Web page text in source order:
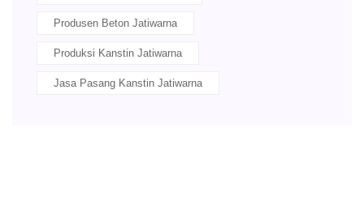
Produsen Beton Jatiwarna
Produksi Kanstin Jatiwarna
Jasa Pasang Kanstin Jatiwarna